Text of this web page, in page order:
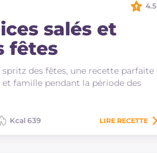
salés et
fêtes
spritz des fêtes, une recette parfaite
famille pendant la période des
4.5
Kcal 639 LIRE RECETTE